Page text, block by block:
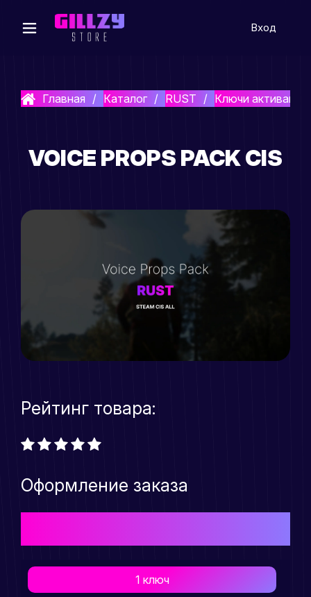
Вход
Главная Каталог RUST Ключи активации
VOICE PROPS PACK CIS
Рейтинг товара:
Оформление заказа
1 ключ